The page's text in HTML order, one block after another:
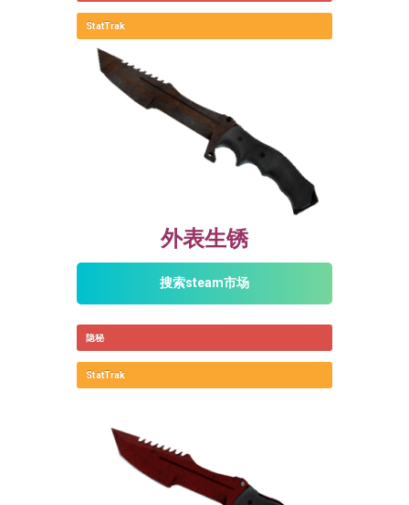
StatTrak
外表生锈
搜索steam市场
隐秘
StatTrak